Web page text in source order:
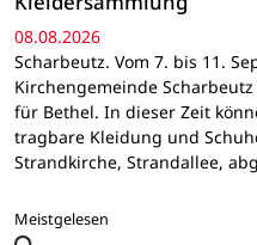
08.08.2026
Scharbeutz. Vom 7. bis 11.
Kirchengemeinde
für Bethel. In dieser Zeit
tragbare Kleidung und
Strandkirche, Strandallee,
Meistgelesen